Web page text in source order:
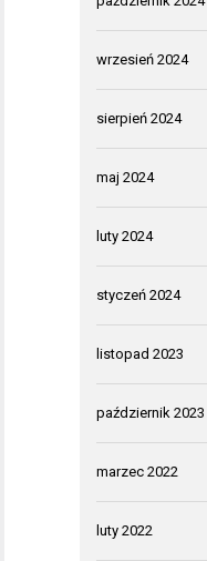
wrzesień 2024
sierpień 2024
maj 2024
luty 2024
styczeń 2024
listopad 2023
październik 2023
marzec 2022
luty 2022